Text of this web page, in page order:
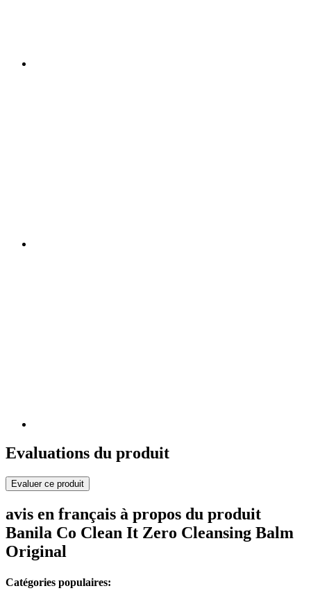
Evaluations du produit
Evaluer ce produit
avis en français à propos du produit
Banila Co Clean It Zero Cleansing Balm
Original
Catégories populaires: